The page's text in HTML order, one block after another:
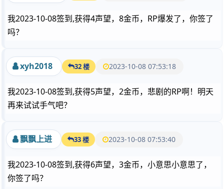
我2023-10-08签到,获得4声望，8金币，RP爆发了，你签了
吗？
xyh2018 32 楼 2023-10-08 07:53:18
我2023-10-08签到,获得5声望，2金币，悲剧的RP啊！明天
再来试试手气吧？
飘飘上进 33 楼 2023-10-08 07:53:40
我2023-10-08签到,获得6声望，3金币，小意思小意思了，
你签了吗？